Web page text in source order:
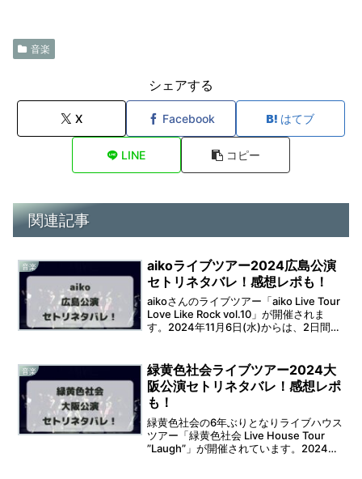
音楽
シェアする
X Facebook はてブ
LINE コピー
関連記事
音楽
aikoライブツアー2024広島公演
セトリネタバレ！感想レポも！
aikoさんのライブツアー「aiko Live Tour
Love Like Rock vol.10」が開催されま
す。2024年11月6日(水)からは、2日間に
催さ...
音楽
緑黄色社会ライブツアー2024大
阪公演セトリネタバレ！感想レポ
も！
緑黄色社会の6年ぶりとなりライブハウス
ツアー「緑黄色社会 Live House Tour
”Laugh”」が開催されています。2024年